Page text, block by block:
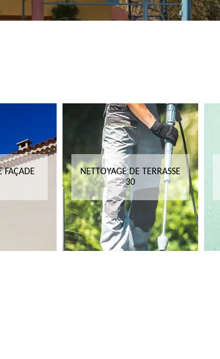
FAÇADE
NETTOYAGE DE TERRASSE
30